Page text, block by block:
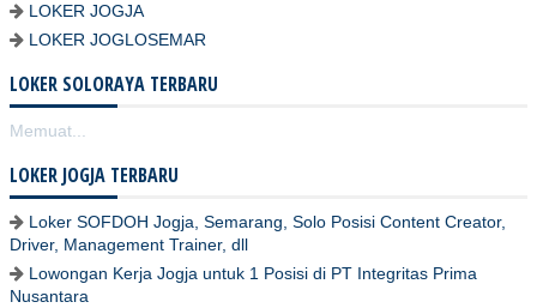
LOKER JOGJA
LOKER JOGLOSEMAR
LOKER SOLORAYA TERBARU
Memuat...
LOKER JOGJA TERBARU
Loker SOFDOH Jogja, Semarang, Solo Posisi Content Creator,
Driver, Management Trainer, dll
Lowongan Kerja Jogja untuk 1 Posisi di PT Integritas Prima
Nusantara